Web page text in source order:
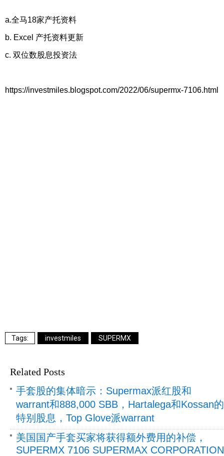
a.全马18家产托资料
b. Excel 产托资料更新
c. 双位数股息投资法
https://investmiles.blogspot.com/2022/06/supermx-7106.html
investmiles SUPERMX
Related Posts
手套股的集体暗示：Supermax派红股和
warrant和888,000 SBB，Hartalega和Kossan的
特别股息，Top Glove派warrant
美国国产手套买家将获得额外费用的补偿，
SUPERMX 7106 SUPERMAX CORPORATION